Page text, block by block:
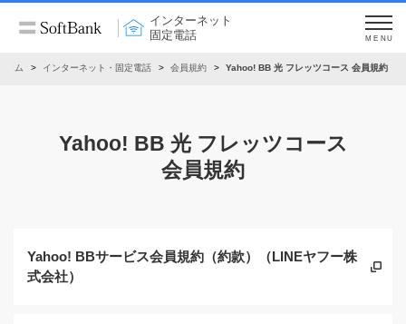
インターネット
固定電話
MENU
ーム インターネット・固定電話 会員規約 Yahoo! BB 光 フレッツコース 会員規約
Yahoo! BB 光 フレッツコース
会員規約
Yahoo! BBサービス会員規約（約款）（LINEヤフー株
式会社）